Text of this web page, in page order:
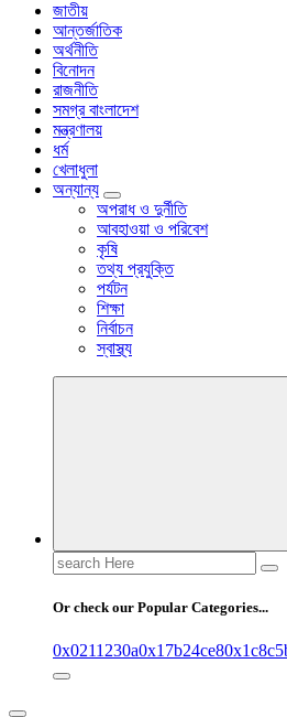
জাতীয়
আন্তর্জাতিক
অর্থনীতি
বিনোদন
রাজনীতি
সমগ্র বাংলাদেশ
মন্ত্রণালয়
ধর্ম
খেলাধুলা
অন্যান্য
অপরাধ ও দুর্নীতি
আবহাওয়া ও পরিবেশ
কৃষি
তথ্য প্রযুক্তি
পর্যটন
শিক্ষা
নির্বাচন
স্বাস্থ্য
Search
for:
Or check our Popular Categories...
0x0211230a0x17b24ce8